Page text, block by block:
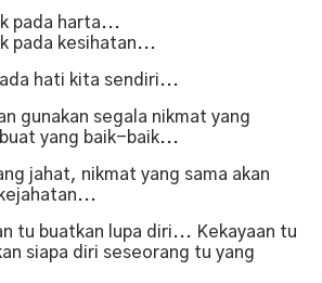
pada harta...
pada kesihatan...
hati kita sendiri...
gunakan segala nikmat yang
yang baik-baik...
jahat, nikmat yang sama akan
tu buatkan lupa diri... Kekayaan tu
siapa diri seseorang tu yang